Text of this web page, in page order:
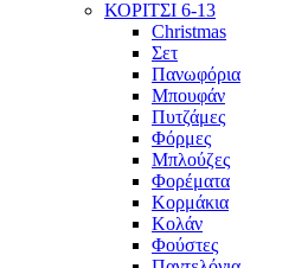
ΚΟΡΙΤΣΙ 6-13
Christmas
Σετ
Πανωφόρια
Μπουφάν
Πυτζάμες
Φόρμες
Μπλούζες
Φορέματα
Κορμάκια
Κολάν
Φούστες